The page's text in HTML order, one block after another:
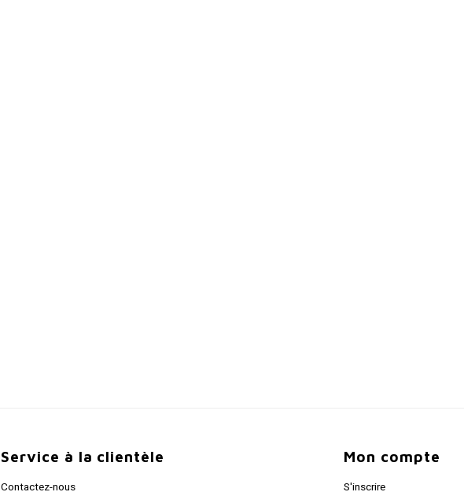
Service à la clientèle
Contactez-nous
Mon compte
S'inscrire